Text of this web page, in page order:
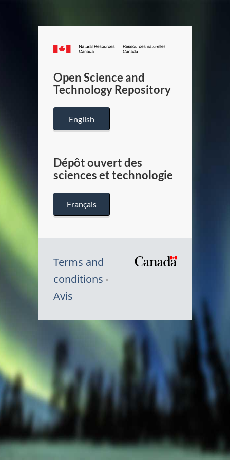
Canada.ca
/
Canada
Open Science and
Technology Repository
English
Dépôt ouvert des
sciences et technologie
Français
Terms and
conditions
Avis
Canada